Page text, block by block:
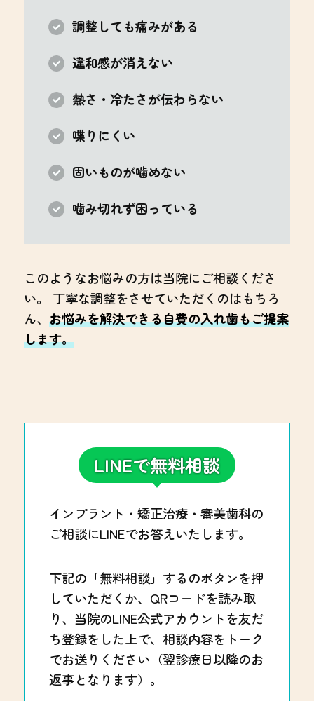
調整しても痛みがある
違和感が消えない
熱さ・冷たさが伝わらない
喋りにくい
固いものが噛めない
噛み切れず困っている
このようなお悩みの方は当院にご相談くださ
い。 丁寧な調整をさせていただくのはもちろ
ん、お悩みを解決できる自費の入れ歯もご提案
します。
LINEで無料相談
インプラント・矯正治療・審美歯科の
ご相談にLINEでお答えいたします。
下記の「無料相談」するのボタンを押
していただくか、QRコードを読み取
り、当院のLINE公式アカウントを友だ
ち登録をした上で、相談内容をトーク
でお送りください（翌診療日以降のお
返事となります）。